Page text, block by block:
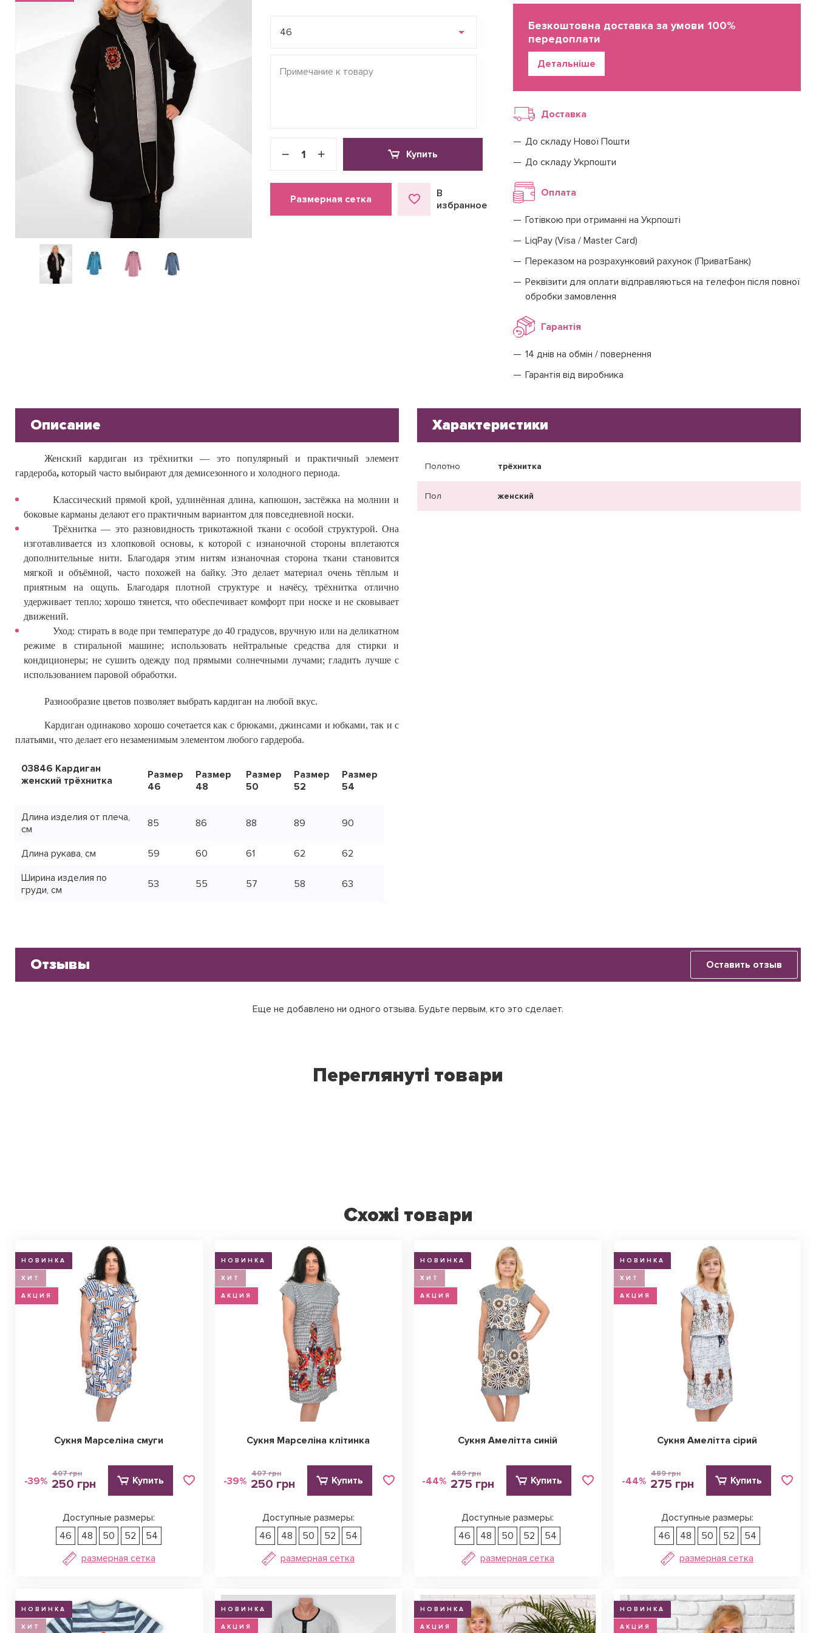
46
Купить
Размерная сетка
В
избранное
Детальніше
Безкоштовна доставка за умови 100%
передоплати
Доставка
До складу Нової Пошти
До складу Укрпошти
Оплата
Готівкою при отриманні на Укрпошті
LiqPay (Visa / Master Card)
Переказом на розрахунковий рахунок (ПриватБанк)
Реквізити для оплати відправляються на телефон після повної
обробки замовлення
Гарантія
14 днів на обмін / повернення
Гарантія від виробника
Описание
Женский кардиган из трёхнитки — это популярный и практичный элемент
гардероба, который часто выбирают для демисезонного и холодного периода.
Классический прямой крой, удлинённая длина, капюшон, застёжка на молнии и
боковые карманы делают его практичным вариантом для повседневной носки.
Трёхнитка — это разновидность трикотажной ткани с особой структурой. Она
изготавливается из хлопковой основы, к которой с изнаночной стороны вплетаются
дополнительные нити. Благодаря этим нитям изнаночная сторона ткани становится
мягкой и объёмной, часто похожей на байку. Это делает материал очень тёплым и
приятным на ощупь. Благодаря плотной структуре и начёсу, трёхнитка отлично
удерживает тепло; хорошо тянется, что обеспечивает комфорт при носке и не сковывает
движений.
Уход: стирать в воде при температуре до 40 градусов, вручную или на деликатном
режиме в стиральной машине; использовать нейтральные средства для стирки и
кондиционеры; не сушить одежду под прямыми солнечными лучами; гладить лучше с
использованием паровой обработки.
Разнообразие цветов позволяет выбрать кардиган на любой вкус.
Кардиган одинаково хорошо сочетается как с брюками, джинсами и юбками, так и с
платьями, что делает его незаменимым элементом любого гардероба.
03846 Кардиган
женский трёхнитка
Размер
46
Размер
48
Размер
50
Размер
52
Размер
54
Длина изделия от плеча,
см
85 86 88 89 90
Длина рукава, см 59 60 61 62
62
Ширина изделия по
груди, см
53 55 57 58 63
Характеристики
Полотно трёхнитка
Пол женский
Отзывы
Еще не добавлено ни одного отзыва. Будьте первым, кто это сделает.
Оставить отзыв
Переглянуті товари
Схожі товари
НОВИНКА
ХИТ
АКЦИЯ
Сукня Марселіна смуги
-39%
407 грн
250 грн Купить
Доступные размеры:
46
48 50 52
54
размерная сетка
НОВИНКА
ХИТ
АКЦИЯ
Сукня Марселіна клітинка
-39%
407 грн
250 грн Купить
Доступные размеры:
46
48 50 52
54
размерная сетка
НОВИНКА
ХИТ
АКЦИЯ
Сукня Амелітта синій
-44%
489 грн
275 грн Купить
Доступные размеры:
46
48 50 52
54
размерная сетка
НОВИНКА
ХИТ
АКЦИЯ
Сукня Амелітта сірий
-44%
489 грн
275 грн Купить
Доступные размеры:
46
48 50 52
54
размерная сетка
НОВИНКА
ХИТ
НОВИНКА
АКЦИЯ
НОВИНКА
АКЦИЯ
НОВИНКА
АКЦИЯ